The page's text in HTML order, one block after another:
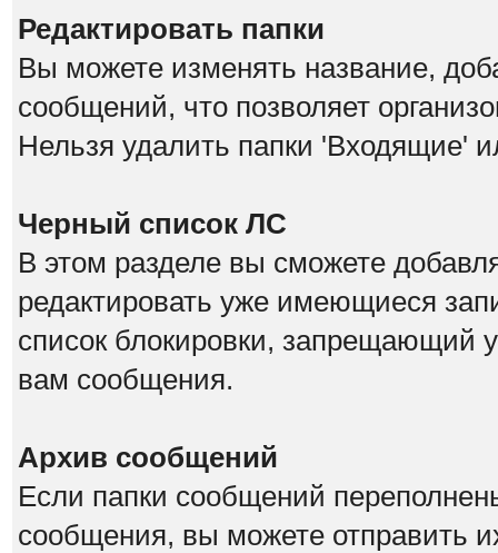
Редактировать папки
Вы можете изменять название,
сообщений, что позволяет
Нельзя удалить папки 'Входящие'
Черный список ЛС
В этом разделе вы сможете
редактировать уже имеющиеся
список блокировки, запрещающий
вам сообщения.
Архив сообщений
Если папки сообщений
сообщения, вы можете отправить